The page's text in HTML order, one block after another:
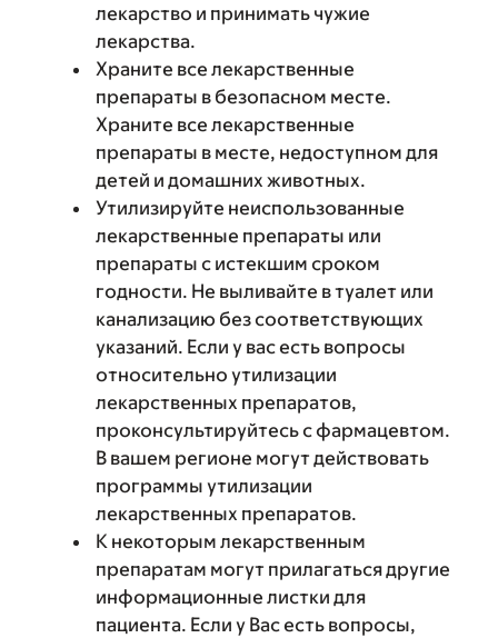
лекарство и принимать чужие
лекарства.
Храните все лекарственные
препараты в безопасном месте.
Храните все лекарственные
препараты в месте, недоступном для
детей и домашних животных.
Утилизируйте неиспользованные
лекарственные препараты или
препараты с истекшим сроком
годности. Не выливайте в туалет или
канализацию без соответствующих
указаний. Если у вас есть вопросы
относительно утилизации
лекарственных препаратов,
проконсультируйтесь с фармацевтом.
В вашем регионе могут действовать
программы утилизации
лекарственных препаратов.
К некоторым лекарственным
препаратам могут прилагаться другие
информационные листки для
пациента. Если у Вас есть вопросы,